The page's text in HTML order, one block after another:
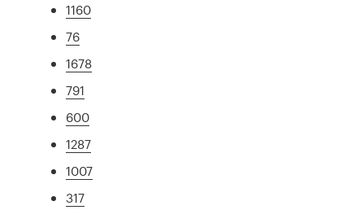
1160
76
1678
791
600
1287
1007
317